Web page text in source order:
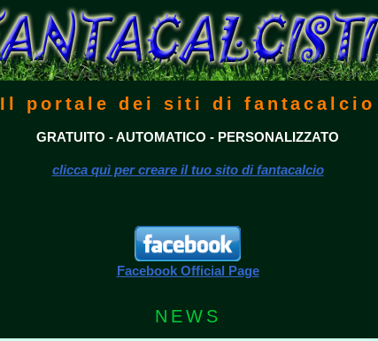
Il portale dei siti di fantacalcio
GRATUITO - AUTOMATICO - PERSONALIZZATO
clicca quì per creare il tuo sito di fantacalcio
Facebook Official Page
NEWS